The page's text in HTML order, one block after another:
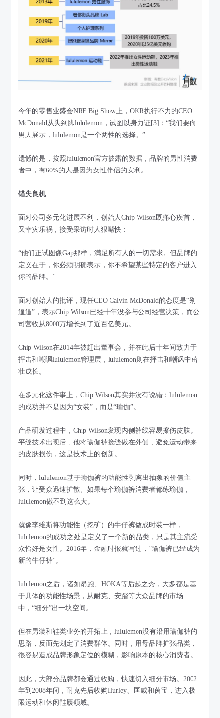
今年的零售业盛会NRF Big Show上，OKR执行不力的CEO
McDonald从头到脚lululemon，试图以身力证[3]：“我们要向
男人展示，lululemon是一个两性的选择。”
遗憾的是，按照lululemon官方披露的数据，品牌的男性消费
者中，有60%的人是因为女性伴侣的安利。
错失良机
面对公司多元化进展不利，创始人Chip Wilson既痛心疾首，
又幸灾乐祸，接受采访时人狠嘴快：
“他们正试图像Gap那样，满足所有人的一切需求。但品牌的
定义在于，你必须明确表示，你不希望某些特定的客户进入
你的品牌。”
面对创始人的批评，现任CEO Calvin McDonald的态度是“别
逼逼”，表示Chip Wilson已经十年没参与公司经营决策，而公
司营收从8000万增长到了近百亿美元。
Chip Wilson在2014年被赶出董事会，并在此后十年间致力于
抨击和嘲讽lululemon管理层，lululemon则在抨击和嘲讽中茁
壮成长。
在多元化这件事上，Chip Wilson其实并没有说错：lululemon
的成功并不是因为“女装”，而是“瑜伽”。
产品研发过程中，Chip Wilson发现内侧裤线容易擦伤皮肤。
平缝技术出现后，他将瑜伽裤接缝做在外侧，避免运动带来
的皮肤损伤，这是技术上的创新。
同时，lululemon基于瑜伽裤的功能性剥离出抽象的价值主
张，让受众迅速扩散。如果每个瑜伽裤消费者都练瑜伽，
lululemon做不到这么大。
就像李维斯将功能性（挖矿）的牛仔裤做成时装一样，
lululemon的成功之处是定义了一个新的品类，只是其主流受
众恰好是女性。2016年，金融时报就写过，“瑜伽裤已经成为
新的牛仔裤”。
lululemon之后，诸如昂跑、HOKA等后起之秀，大多都是基
于具体的功能性场景，从耐克、安踏等大众品牌的市场
中，“细分”出一块空间。
但在男装和鞋类业务的开拓上，lululemon没有沿用瑜伽裤的
思路，反而先划定了消费群体。同时，用母品牌扩张品类，
很容易造成品牌形象定位的模糊，影响原本的核心消费者。
因此，大部分品牌都会通过收购，快速切入细分市场。2002
年到2008年间，耐克先后收购Hurley、匡威和茵宝，进入极
限运动和休闲鞋履领域。